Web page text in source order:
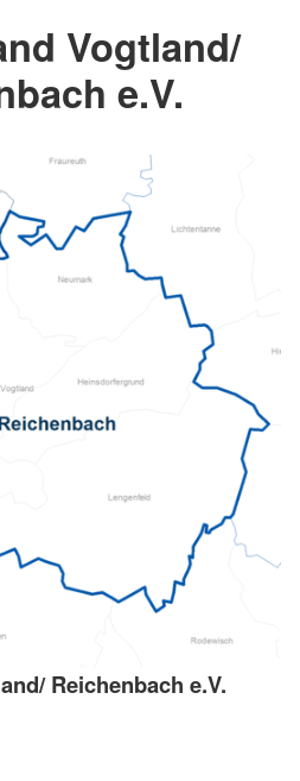
Vogtland/
e.V.
Reichenbach e.V.